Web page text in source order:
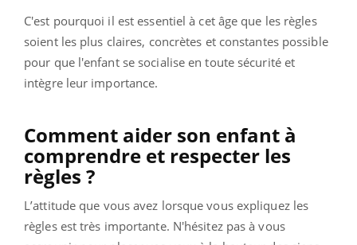
C'est pourquoi il est essentiel à cet âge que les règles
soient les plus claires, concrètes et constantes possible
pour que l'enfant se socialise en toute sécurité et
intègre leur importance.
Comment aider son enfant à
comprendre et respecter les
règles ?
L’attitude que vous avez lorsque vous expliquez les
règles est très importante. N'hésitez pas à vous